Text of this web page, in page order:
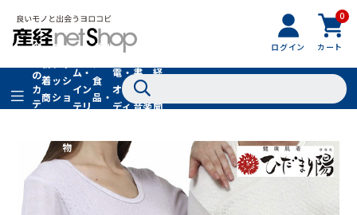
ログイン
0
カート
全
の
カ
テ
着
商
品
フ
ッ
シ
ョ
フ
ァ
シ
ョ
ン
物
ム・
イン
テリ
グル
食
品・
ドリ
家
電・
オー
ディ
書
籍・
音楽
経
聞